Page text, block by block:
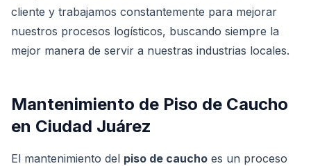
cliente y trabajamos constantemente para mejorar
nuestros procesos logísticos, buscando siempre la
mejor manera de servir a nuestras industrias locales.
Mantenimiento de Piso de Caucho
en Ciudad Juárez
El mantenimiento del piso de caucho es un proceso